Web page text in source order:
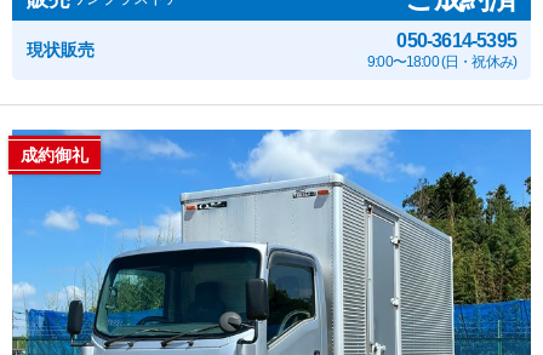
現状販売 050-3614-5395
9:00〜18:00 (日・祝休み)
成約御礼